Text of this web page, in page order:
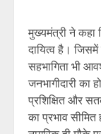
मुख्यमंत्री ने कहा
दायित्व है।
सहभागिता भी
जनभागीदारी
प्रशिक्षित और
का प्रभाव